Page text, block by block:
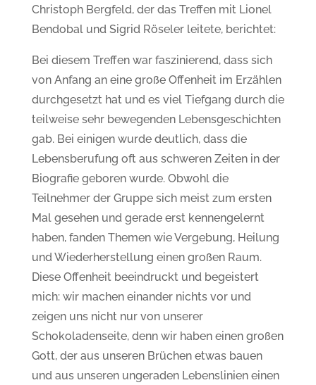
Christoph Bergfeld, der das Treffen mit Lionel
Bendobal und Sigrid Röseler leitete, berichtet:
Bei diesem Treffen war faszinierend, dass sich
von Anfang an eine große Offenheit im Erzählen
durchgesetzt hat und es viel Tiefgang durch die
teilweise sehr bewegenden Lebensgeschichten
gab. Bei einigen wurde deutlich, dass die
Lebensberufung oft aus schweren Zeiten in der
Biografie geboren wurde. Obwohl die
Teilnehmer der Gruppe sich meist zum ersten
Mal gesehen und gerade erst kennengelernt
haben, fanden Themen wie Vergebung, Heilung
und Wiederherstellung einen großen Raum.
Diese Offenheit beeindruckt und begeistert
mich: wir machen einander nichts vor und
zeigen uns nicht nur von unserer
Schokoladenseite, denn wir haben einen großen
Gott, der aus unseren Brüchen etwas bauen
und aus unseren ungeraden Lebenslinien einen